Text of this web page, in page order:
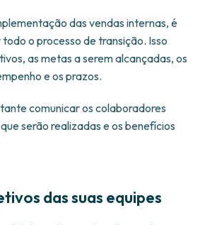
das vendas internas, é
o processo de transição. Isso
as metas a serem alcançadas, os
e os prazos.
comunicar os colaboradores
serão realizadas e os benefícios
das suas equipes